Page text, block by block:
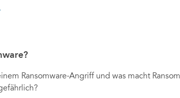
Ransomware-Angriff und was macht